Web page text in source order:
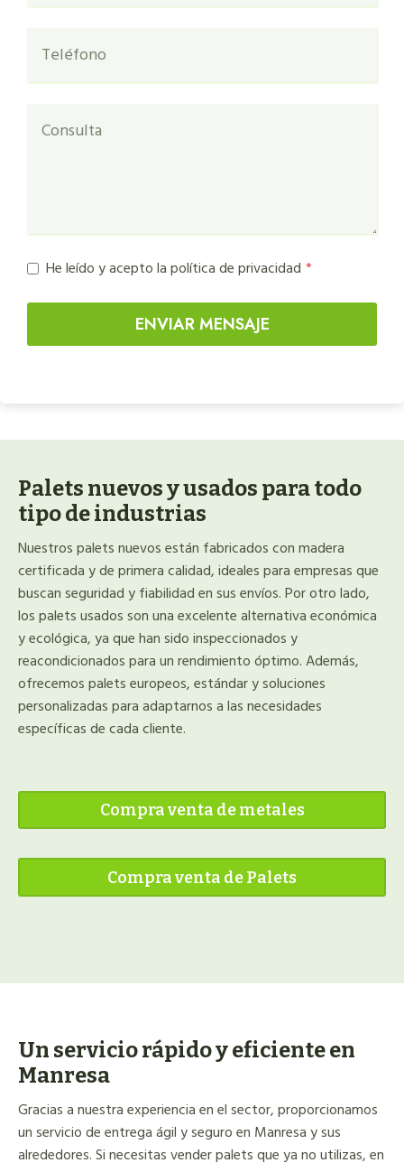
He leído y acepto la política de privacidad *
ENVIAR MENSAJE
Palets nuevos y usados para todo
tipo de industrias
Nuestros palets nuevos están fabricados con madera
certificada y de primera calidad, ideales para empresas que
buscan seguridad y fiabilidad en sus envíos. Por otro lado,
los palets usados son una excelente alternativa económica
y ecológica, ya que han sido inspeccionados y
reacondicionados para un rendimiento óptimo. Además,
ofrecemos palets europeos, estándar y soluciones
personalizadas para adaptarnos a las necesidades
específicas de cada cliente.
Compra venta de metales
Compra venta de Palets
Un servicio rápido y eficiente en
Manresa
Gracias a nuestra experiencia en el sector, proporcionamos
un servicio de entrega ágil y seguro en Manresa y sus
alrededores. Si necesitas vender palets que ya no utilizas, en